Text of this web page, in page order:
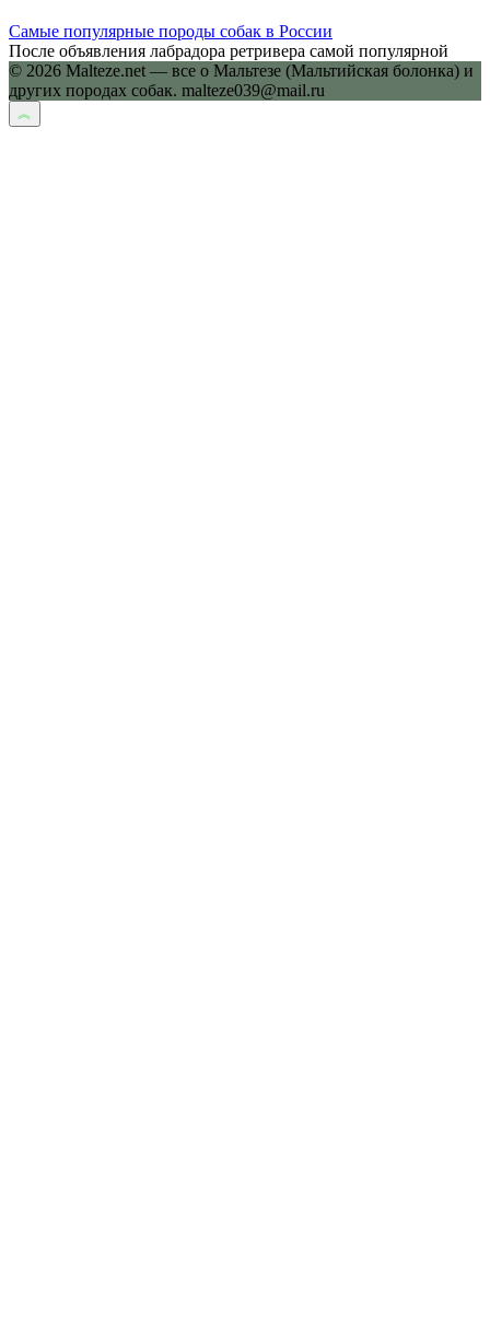
Самые популярные породы собак в России
После объявления лабрадора ретривера самой популярной
© 2026 Malteze.net — все о Мальтезе (Мальтийская болонка) и
других породах собак. malteze039@mail.ru